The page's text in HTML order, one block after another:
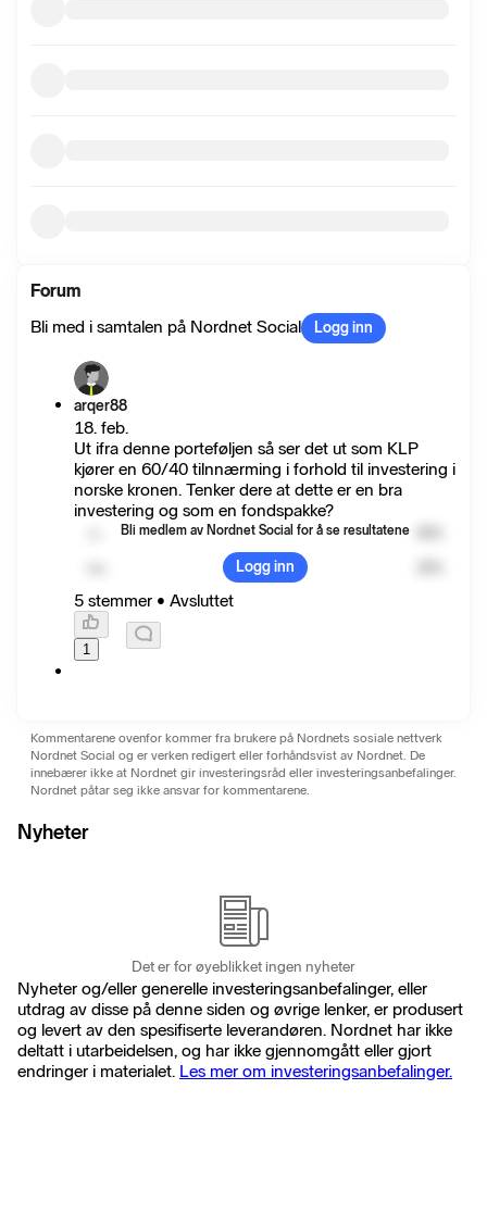
Forum
Bli med i samtalen på Nordnet Social
Logg inn
arqer88
18. feb.
Ut ifra denne porteføljen så ser det ut som KLP
kjører en 60/40 tilnnærming i forhold til investering i
norske kronen. Tenker dere at dette er en bra
investering og som en fondspakke?
Bli medlem av Nordnet Social for å se resultatene
Logg inn
5 stemmer • Avsluttet
1
Kommentarene ovenfor kommer fra brukere på Nordnets sosiale nettverk
Nordnet Social og er verken redigert eller forhåndsvist av Nordnet. De
innebærer ikke at Nordnet gir investeringsråd eller investeringsanbefalinger.
Nordnet påtar seg ikke ansvar for kommentarene.
Nyheter
Det er for øyeblikket ingen nyheter
Nyheter og/eller generelle investeringsanbefalinger, eller
utdrag av disse på denne siden og øvrige lenker, er produsert
og levert av den spesifiserte leverandøren. Nordnet har ikke
deltatt i utarbeidelsen, og har ikke gjennomgått eller gjort
endringer i materialet. Les mer om investeringsanbefalinger.